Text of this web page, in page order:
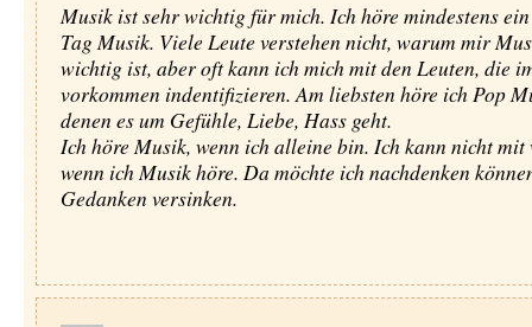
Musik ist sehr wichtig für mich. Ich höre mindestens
Tag Musik. Viele Leute verstehen nicht, warum mir
wichtig ist, aber oft kann ich mich mit den Leuten, die
vorkommen indentifizieren. Am liebsten höre ich Pop
denen es um Gefühle, Liebe, Hass geht.
Ich höre Musik, wenn ich alleine bin. Ich kann nicht mit
wenn ich Musik höre. Da möchte ich nachdenken
Gedanken versinken.